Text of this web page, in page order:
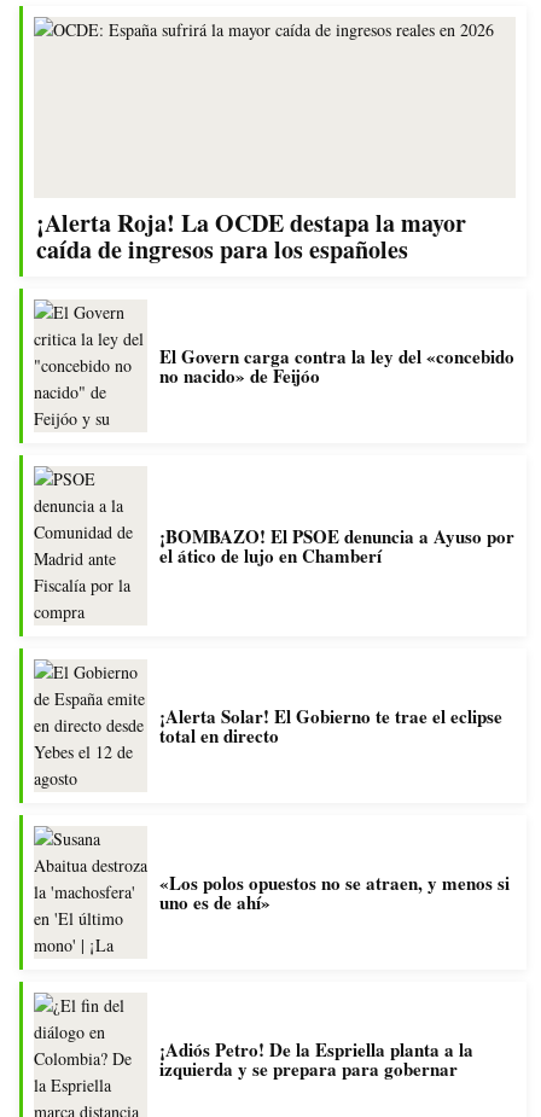
¡Alerta Roja! La OCDE destapa la mayor
caída de ingresos para los españoles
El Govern carga contra la ley del «concebido
no nacido» de Feijóo
¡BOMBAZO! El PSOE denuncia a Ayuso por
el ático de lujo en Chamberí
¡Alerta Solar! El Gobierno te trae el eclipse
total en directo
«Los polos opuestos no se atraen, y menos si
uno es de ahí»
¡Adiós Petro! De la Espriella planta a la
izquierda y se prepara para gobernar